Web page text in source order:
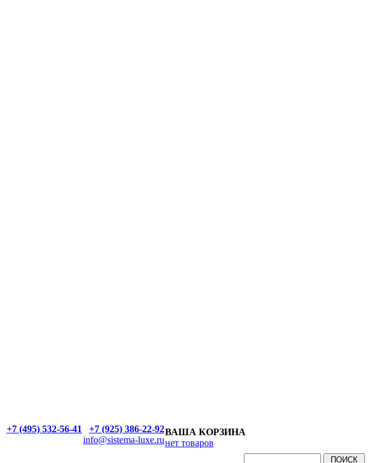
+7 (495) 532-56-41 +7 (925) 386-22-92
info@sistema-luxe.ru
ВАША КОРЗИНА
нет товаров